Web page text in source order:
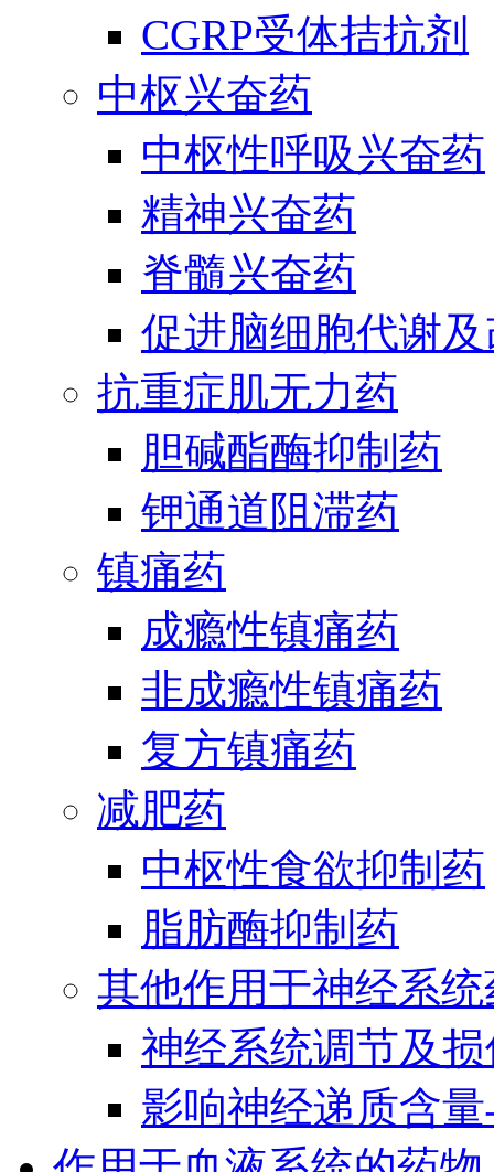
CGRP受体拮抗剂
中枢兴奋药
中枢性呼吸兴奋药
精神兴奋药
脊髓兴奋药
促进脑细胞代谢
抗重症肌无力药
胆碱酯酶抑制药
钾通道阻滞药
镇痛药
成瘾性镇痛药
非成瘾性镇痛药
复方镇痛药
减肥药
中枢性食欲抑制药
脂肪酶抑制药
其他作用于神经系统
神经系统调节及
影响神经递质含